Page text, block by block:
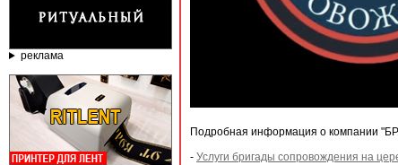
реклама
Подробная информация о компании
- Услуги бригады сопровождения на